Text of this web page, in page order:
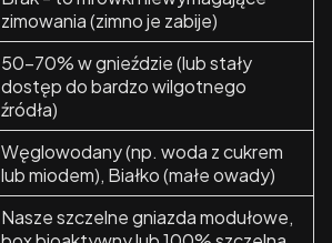
zimowania (zimno je zabije)
50-70% w gnieździe (lub stały
dostęp do bardzo wilgotnego
źródła)
Węglowodany (np. woda z cukrem
lub miodem), Białko (małe owady)
Nasze szczelne gniazda modułowe,